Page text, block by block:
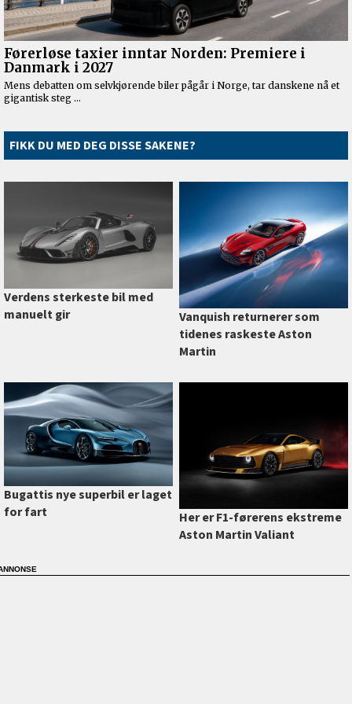
FIKK DU MED DEG DISSE SAKENE?
Verdens sterkeste bil med
manuelt gir
Vanquish returnerer som
tidenes raskeste Aston
Martin
Bugattis nye superbil er laget
for fart
Her er F1-førerens ekstreme
Aston Martin Valiant